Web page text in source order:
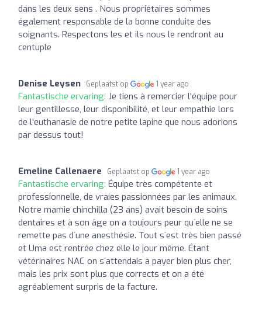
dans les deux sens . Nous propriétaires sommes
également responsable de la bonne conduite des
soignants. Respectons les et ils nous le rendront au
centuple
Denise Leysen Geplaatst op 1 year ago
Fantastische ervaring: Je tiens à remercier l'équipe pour
leur gentillesse, leur disponibilité, et leur empathie lors
de l'euthanasie de notre petite lapine que nous adorions
par dessus tout!
Emeline Callenaere Geplaatst op 1 year ago
Fantastische ervaring: Équipe très compétente et
professionnelle, de vraies passionnées par les animaux.
Notre mamie chinchilla (23 ans) avait besoin de soins
dentaires et à son âge on a toujours peur qu´elle ne se
remette pas d´une anesthésie. Tout s´est très bien passé
et Uma est rentrée chez elle le jour même. Étant
vétérinaires NAC on s´attendais à payer bien plus cher,
mais les prix sont plus que corrects et on a été
agréablement surpris de la facture.